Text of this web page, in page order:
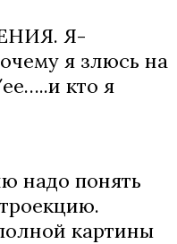
Я-
я злюсь на
кто я
надо понять
картины